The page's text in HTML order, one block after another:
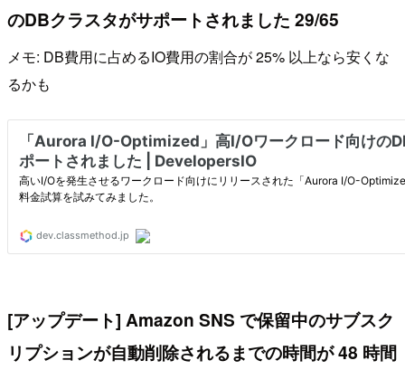
のDBクラスタがサポートされました 29/65
メモ: DB費用に占めるIO費用の割合が 25% 以上なら安くな
るかも
[アップデート] Amazon SNS で保留中のサブスク
リプションが自動削除されるまでの時間が 48 時間